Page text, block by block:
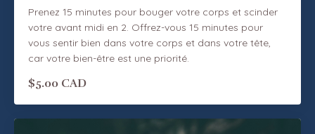
Prenez 15 minutes pour bouger votre corps et scinder
votre avant midi en 2. Offrez-vous 15 minutes pour
vous sentir bien dans votre corps et dans votre tête,
car votre bien-être est une priorité.
$5.00 CAD